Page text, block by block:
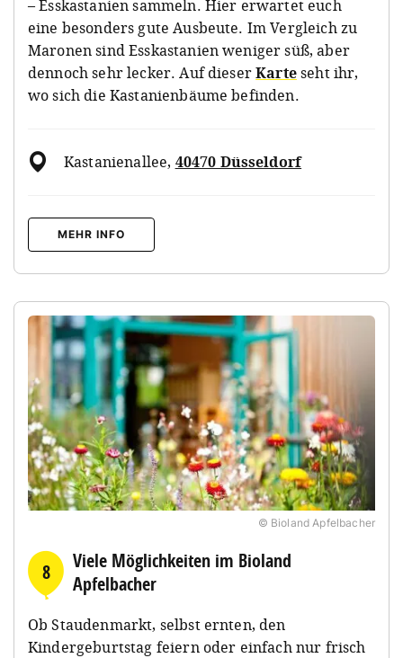
– Esskastanien sammeln. Hier erwartet euch
eine besonders gute Ausbeute. Im Vergleich zu
Maronen sind Esskastanien weniger süß, aber
dennoch sehr lecker. Auf dieserKarteseht ihr,
wo sich die Kastanienbäume befinden.
Kastanienallee, 40470 Düsseldorf
MEHR INFO
© Bioland Apfelbacher
8
Viele Möglichkeiten im Bioland
Apfelbacher
Ob Staudenmarkt, selbst ernten, den
Kindergeburtstag feiern oder einfach nur frisch